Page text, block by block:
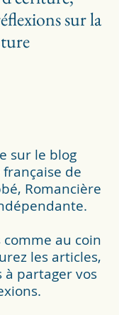
sur la
sur le blog
de
Romancière
au coin
les articles,
à partager vos